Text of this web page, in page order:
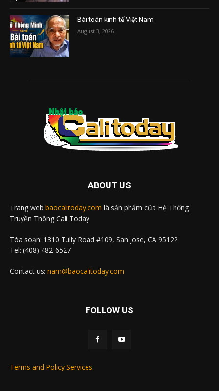
Bài toán kinh tế Việt Nam
August 3, 2026
ABOUT US
Trang web baocalitoday.com là sản phẩm của Hệ Thống
Truyền Thông Cali Today
Tòa soạn: 1310 Tully Road #109, San Jose, CA 95122
Tel: (408) 482-6527
Contact us: nam@baocalitoday.com
FOLLOW US
Terms and Policy Services